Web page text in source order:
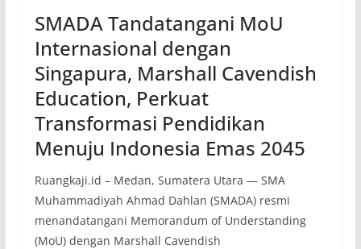
SMADA Tandatangani MoU
Internasional dengan
Singapura, Marshall Cavendish
Education, Perkuat
Transformasi Pendidikan
Menuju Indonesia Emas 2045
Ruangkaji.id – Medan, Sumatera Utara — SMA
Muhammadiyah Ahmad Dahlan (SMADA) resmi
menandatangani Memorandum of Understanding
(MoU) dengan Marshall Cavendish